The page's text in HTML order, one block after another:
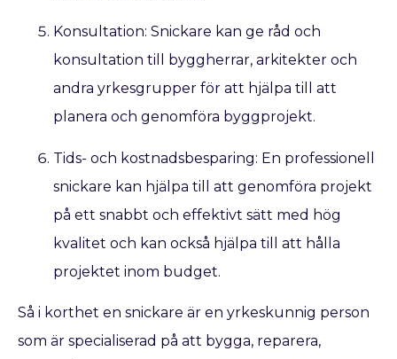
Konsultation: Snickare kan ge råd och
konsultation till byggherrar, arkitekter och
andra yrkesgrupper för att hjälpa till att
planera och genomföra byggprojekt.
Tids- och kostnadsbesparing: En professionell
snickare kan hjälpa till att genomföra projekt
på ett snabbt och effektivt sätt med hög
kvalitet och kan också hjälpa till att hålla
projektet inom budget.
Så i korthet en snickare är en yrkeskunnig person
som är specialiserad på att bygga, reparera,